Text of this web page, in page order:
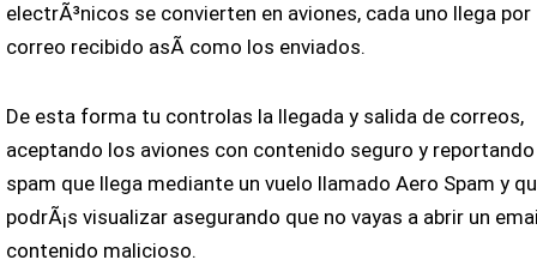
electrÃ³nicos se convierten en aviones, cada uno llega por
correo recibido asÃ­ como los enviados.
De esta forma tu controlas la llegada y salida de correos,
aceptando los aviones con contenido seguro y
spam que llega mediante un vuelo llamado Aero Spam y
podrÃ¡s visualizar asegurando que no vayas a abrir un
contenido malicioso.